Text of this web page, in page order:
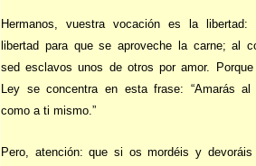
Hermanos, vuestra vocación es la libertad:
libertad para que se aproveche la carne; al
sed esclavos unos de otros por amor.
Ley se concentra en esta frase: “Amarás al
como a ti mismo.”
Pero, atención: que si os mordéis y